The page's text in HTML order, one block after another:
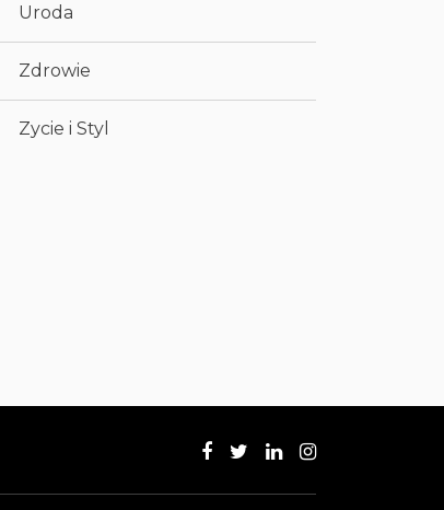
Uroda
Zdrowie
Zycie i Styl